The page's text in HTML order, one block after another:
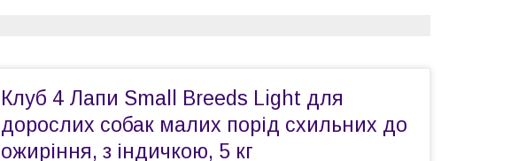
Клуб 4 Лапи Small Breeds Light для
дорослих собак малих порід схильних до
ожиріння, з індичкою, 5 кг